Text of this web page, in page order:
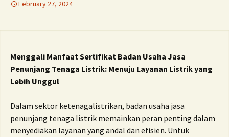
February 27, 2024
Menggali Manfaat Sertifikat Badan Usaha Jasa
Penunjang Tenaga Listrik: Menuju Layanan Listrik yang
Lebih Unggul
Dalam sektor ketenagalistrikan, badan usaha jasa
penunjang tenaga listrik memainkan peran penting dalam
menyediakan layanan yang andal dan efisien. Untuk